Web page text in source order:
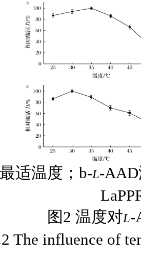
适温度；b-L-
图2 温度对L-
The influence of